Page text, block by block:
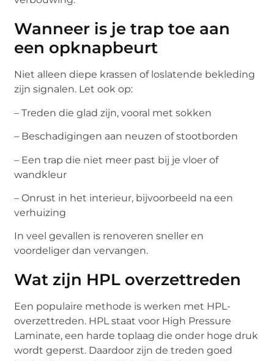
Wanneer is je trap toe aan
een opknapbeurt
Niet alleen diepe krassen of loslatende bekleding
zijn signalen. Let ook op:
– Treden die glad zijn, vooral met sokken
– Beschadigingen aan neuzen of stootborden
– Een trap die niet meer past bij je vloer of
wandkleur
– Onrust in het interieur, bijvoorbeeld na een
verhuizing
In veel gevallen is renoveren sneller en
voordeliger dan vervangen.
Wat zijn HPL overzettreden
Een populaire methode is werken met HPL-
overzettreden. HPL staat voor High Pressure
Laminate, een harde toplaag die onder hoge druk
wordt geperst. Daardoor zijn de treden goed